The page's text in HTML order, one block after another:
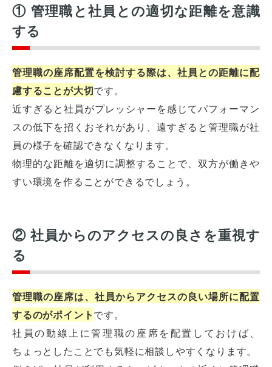
① 管理職と社員との適切な距離を意識
する
管理職の座席配置を検討する際は、社員との距離に配
慮することが大切です。
近すぎると社員がプレッシャーを感じてパフォーマン
スの低下を招くおそれがあり、遠すぎると管理職が社
員の様子を確認できなくなります。
物理的な距離を適切に調整することで、双方が働きや
すい環境を作ることができるでしょう。
② 社員からのアクセスの良さを重視す
る
管理職の座席は、社員からアクセスの良い場所に配置
するのがポイントです。
社員の動線上に管理職の座席を配置しておけば、
ちょっとしたことでも気軽に相談しやすくなります。